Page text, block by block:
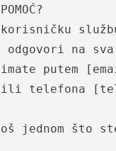
korisničku
odgovori na
imate putem
ili telefona
jednom što